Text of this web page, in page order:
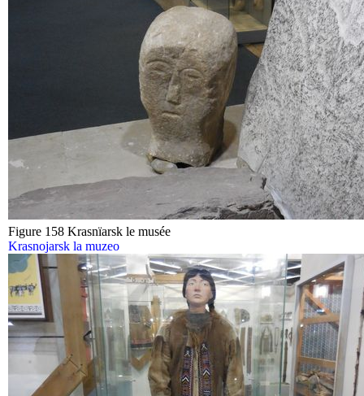
Figure 158 Krasnïarsk le musée
Krasnojarsk la muzeo